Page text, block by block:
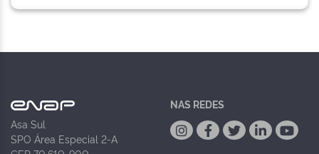
Asa Sul
SPO Área Especial 2-A
NAS REDES